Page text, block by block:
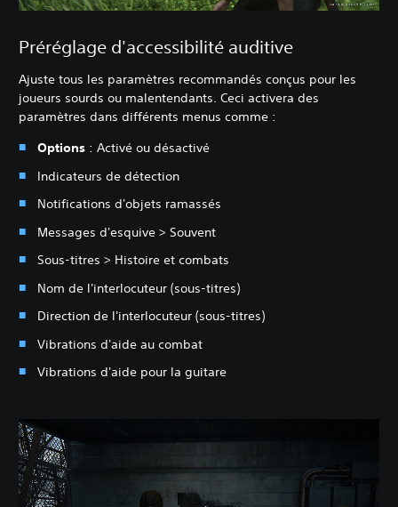
Préréglage d'accessibilité auditive
Ajuste tous les paramètres recommandés conçus pour les
joueurs sourds ou malentendants. Ceci activera des
paramètres dans différents menus comme :
Options : Activé ou désactivé
Indicateurs de détection
Notifications d'objets ramassés
Messages d'esquive > Souvent
Sous-titres > Histoire et combats
Nom de l'interlocuteur (sous-titres)
Direction de l'interlocuteur (sous-titres)
Vibrations d'aide au combat
Vibrations d'aide pour la guitare